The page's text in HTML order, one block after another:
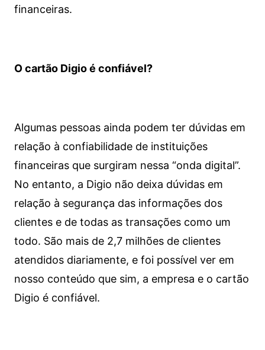
financeiras.
O cartão Digio é confiável?
Algumas pessoas ainda podem ter dúvidas em
relação à confiabilidade de instituições
financeiras que surgiram nessa “onda digital”.
No entanto, a Digio não deixa dúvidas em
relação à segurança das informações dos
clientes e de todas as transações como um
todo. São mais de 2,7 milhões de clientes
atendidos diariamente, e foi possível ver em
nosso conteúdo que sim, a empresa e o cartão
Digio é confiável.